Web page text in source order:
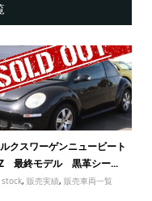
クスワーゲンニュービート
最終モデル 黒革シー...
stock,販売実績,販売車両一覧